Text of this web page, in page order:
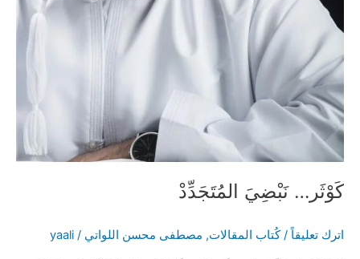
كَوْثَر… نَبْضِيَ المُتَجَدِّدْ
اترك تعليقاً /كُتاب المقالات, مصطفى محسن اللواتي /
yaali